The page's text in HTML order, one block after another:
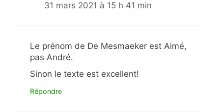
31 mars 2021 à 15 h 41 min
Le prénom de De Mesmaeker est Aimé,
pas André.
Sinon le texte est excellent!
Répondre